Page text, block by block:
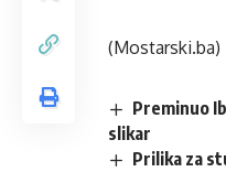
(Mostarski.ba)
Preminuo
slikar
Prilika za